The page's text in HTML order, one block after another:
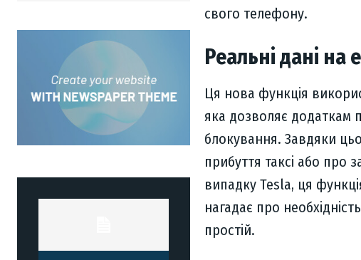
свого телефону.
Реальні дані
Ця нова функція
яка дозволяє додаткам
блокування. Завдяки
прибуття таксі або про
випадку Tesla, ця
нагадає про
простій.